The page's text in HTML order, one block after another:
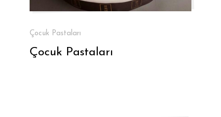
Çocuk Pastaları
Çocuk Pastaları